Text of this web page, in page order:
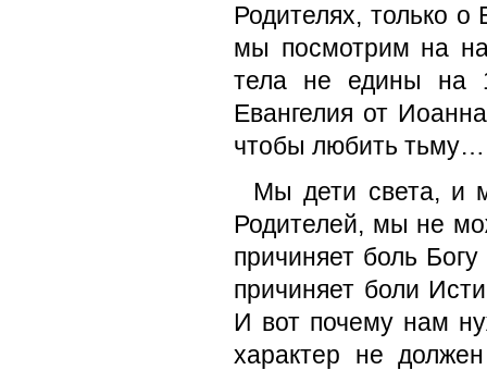
Родителях, только
мы посмотрим на
тела не едины на
Евангелия от
чтобы любить тьму…
Мы дети света, и
Родителей, мы не
причиняет боль
причиняет боли
И вот почему нам
характер не